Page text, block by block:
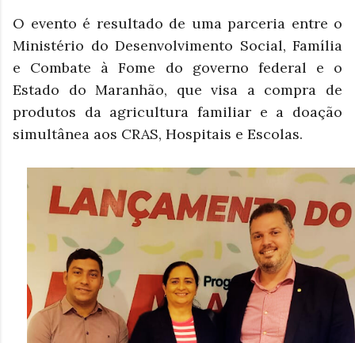
O evento é resultado de uma parceria entre o
Ministério do Desenvolvimento Social, Família
e Combate à Fome do governo federal e o
Estado do Maranhão, que visa a compra de
produtos da agricultura familiar e a doação
simultânea aos CRAS, Hospitais e Escolas.